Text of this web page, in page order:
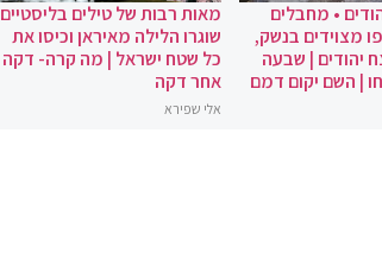
• מחבלים
מצוידים בנשק,
יהודים | שבעה
| השם יקום דמם
מאות רבות של טילים בליסטיים
שוגרו הלילה מאיראן וכיסו את
כל שטח ישראל | מה קרה- דקה
אחר דקה
אלי שפירא